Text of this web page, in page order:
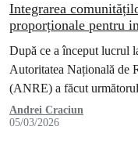
Integrarea
proporționale pentru
După ce a început lucrul
Autoritatea Națională de
(ANRE) a făcut
dezbatere publică,…
Andrei Craciun
05/03/2026